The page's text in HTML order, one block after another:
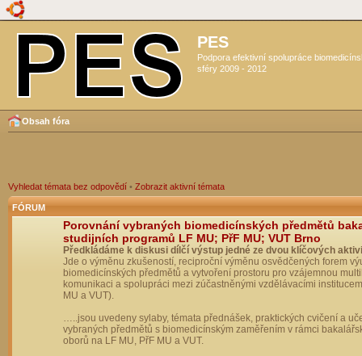
PES
Podpora efektivní spolupráce
sféry 2009 - 2012
Obsah fóra
Vyhledat témata bez odpovědí • Zobrazit aktivní témata
FÓRUM
Porovnání vybraných biomedicínských předmětů
studijních programů LF MU; PřF MU; VUT Brno
Předkládáme k diskusi dílčí výstup jedné ze dvou klíčových
Jde o výměnu zkušeností, reciproční výměnu osvědčených forem
biomedicínských předmětů a vytvoření prostoru pro vzájemnou
komunikaci a spolupráci mezi zúčastněnými vzdělávacími
MU a VUT).
…..jsou uvedeny sylaby, témata přednášek, praktických cvičení a
vybraných předmětů s biomedicínským zaměřením v rámci
oborů na LF MU, PřF MU a VUT.